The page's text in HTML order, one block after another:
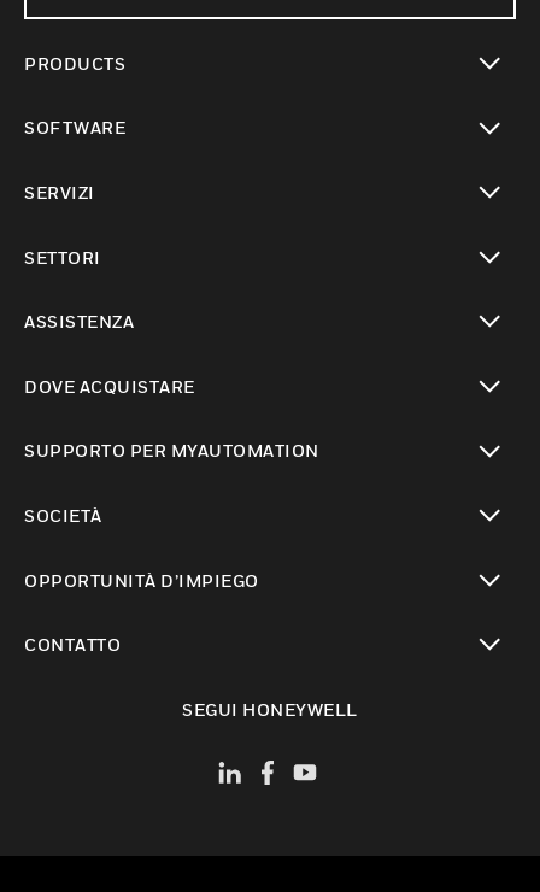
PRODUCTS
SOFTWARE
SERVIZI
SETTORI
ASSISTENZA
DOVE ACQUISTARE
SUPPORTO PER MYAUTOMATION
SOCIETÀ
OPPORTUNITÀ D’IMPIEGO
CONTATTO
SEGUI HONEYWELL